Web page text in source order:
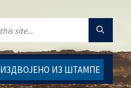
ИЗДВОЈЕНО ИЗ ШТАМПЕ